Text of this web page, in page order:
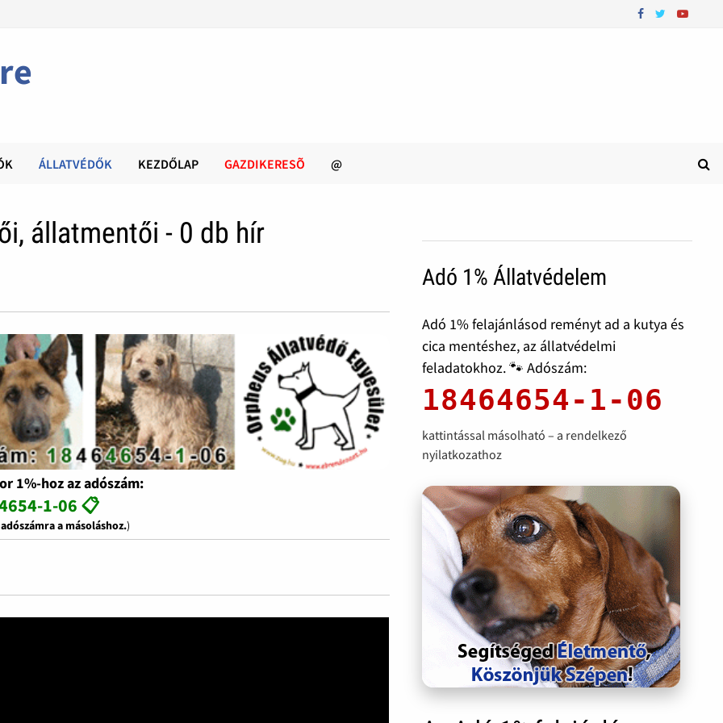
ÁLLATVÉDŐK KEZDŐLAP GAZDIKERESÕ @
állatmentői - 0 db hír
1%-hoz az adószám:
1-06 📋
a másoláshoz.)
Adó 1% Állatvédelem
Adó 1% felajánlásod reményt ad a kutya és
cica mentéshez, az állatvédelmi
feladatokhoz. 🐾 Adószám:
18464654-1-06
kattintással másolható – a rendelkező
nyilatkozathoz